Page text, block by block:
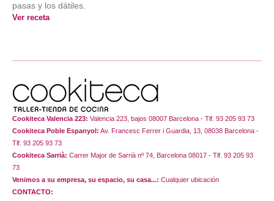
pasas y los dátiles.
Ver receta
Cookiteca Valencia 223: Valencia 223, bajos 08007 Barcelona - Tlf. 93 205 93 73
Cookiteca Poble Espanyol: Av. Francesc Ferrer i Guardia, 13, 08038 Barcelona -
Tlf. 93 205 93 73
Cookiteca Sarrià: Carrer Major de Sarrià nº 74, Barcelona 08017 - Tlf. 93 205 93
73
Venimos a su empresa, su espacio, su casa...: Cualquier ubicación
CONTACTO: